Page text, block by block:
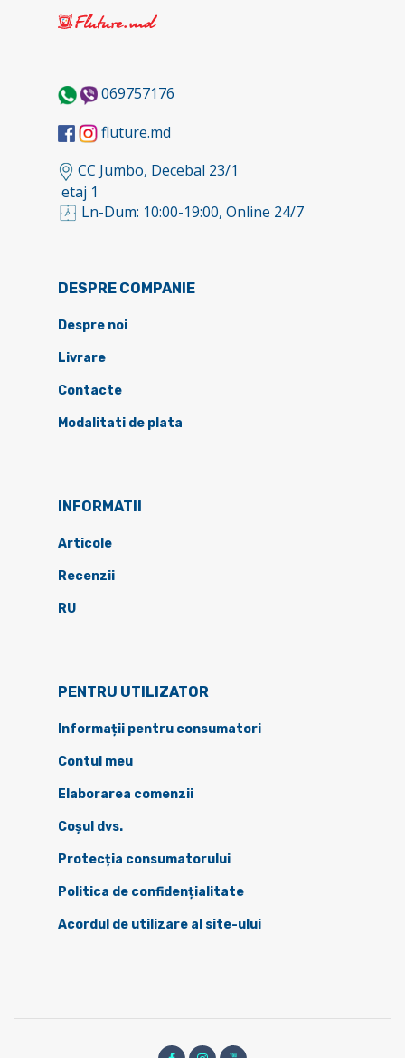
069757176
fluture.md
CC Jumbo, Decebal 23/1
etaj 1
Ln-Dum: 10:00-19:00, Online 24/7
DESPRE COMPANIE
Despre noi
Livrare
Contacte
Modalitati de plata
INFORMATII
Articole
Recenzii
RU
PENTRU UTILIZATOR
Informații pentru consumatori
Contul meu
Elaborarea comenzii
Coșul dvs.
Protecția consumatorului
Politica de confidențialitate
Acordul de utilizare al site-ului